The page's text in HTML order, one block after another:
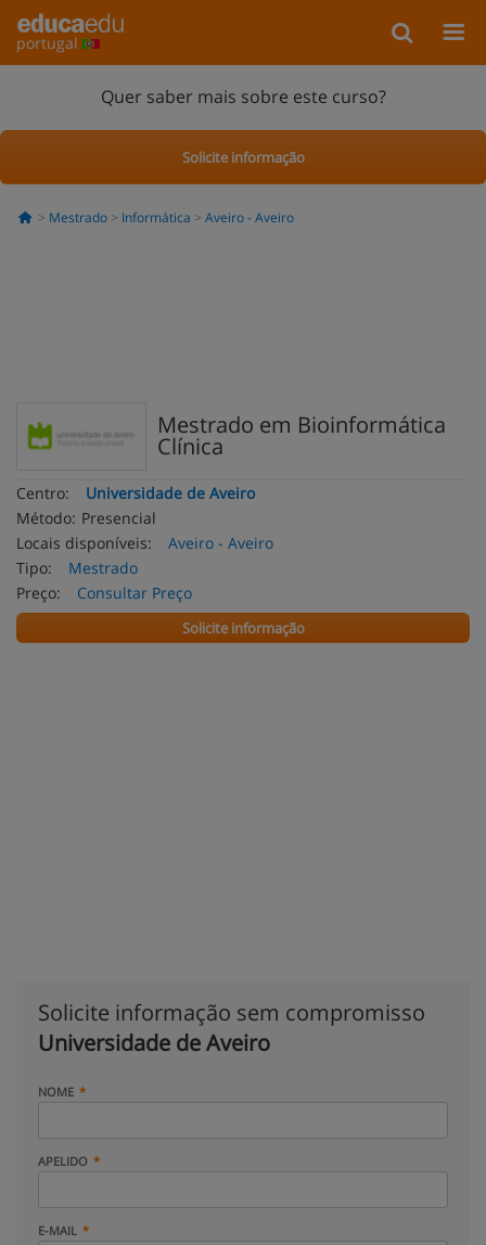
portugal
Quer saber mais sobre este curso?
Solicite informação
Mestrado Informática Aveiro - Aveiro
Mestrado em Bioinformática
Clínica
Centro:
Universidade de Aveiro
Método: Presencial
Locais disponíveis:
Aveiro - Aveiro
Tipo:
Mestrado
Preço:
Consultar Preço
Solicite informação
Solicite informação sem compromisso
Universidade de Aveiro
NOME
APELIDO
E-MAIL